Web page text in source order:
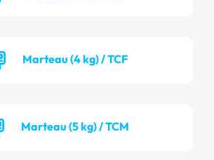
Marteau (4 kg) / TCF
Marteau (5 kg) / TCM